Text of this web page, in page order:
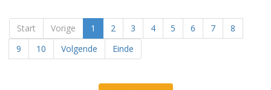
Start Vorige 1 2 3 4 5 6 7
8
9
10 Volgende Einde